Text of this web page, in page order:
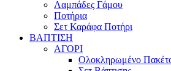
Λαμπάδες Γάμου
Ποτήρια
Σετ Καράφα Ποτήρι
ΒΑΠΤΙΣΗ
ΑΓΟΡΙ
Ολοκληρωμένο